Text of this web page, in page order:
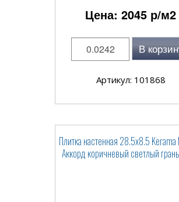
Цена: 2045 р/м2
В
Артикул: 101868
Плитка настенная 28.5x8.5 Kerama
Аккорд коричневый светлый